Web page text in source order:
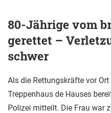
80-Jährige vom
gerettet –
schwer
Als die Rettungskräfte vor
Treppenhaus de Hauses
Polizei mitteilt. Die Frau war